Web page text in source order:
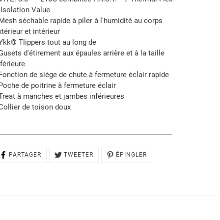
Value
séchable rapide à piler à l'humidité au corps
et intérieur
Tlippers tout au long de
d'étirement aux épaules arrière et à la taille
de siège de chute à fermeture éclair rapide
de poitrine à fermeture éclair
à manches et jambes inférieures
de toison doux
PARTAGER
PARTAGER
TWEETER
TWEETER
ÉPINGLER
ÉPINGLER